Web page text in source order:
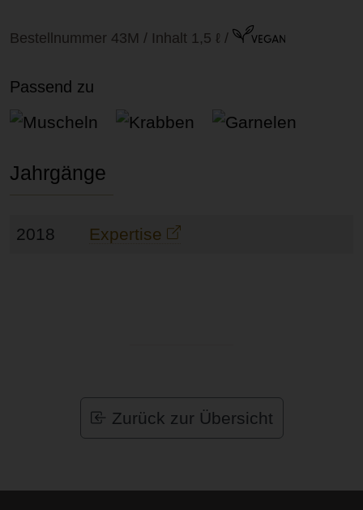
Bestellnummer 43M / Inhalt 1,5 ℓ /
Passend zu
Muscheln
Krabben Garnelen
Jahrgänge
2018 Expertise
Zurück zur Übersicht